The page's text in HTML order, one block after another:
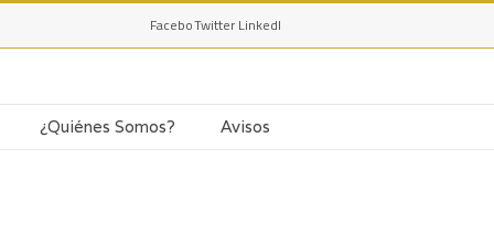
FacebookTwitter LinkedIn
¿Quiénes Somos? Avisos